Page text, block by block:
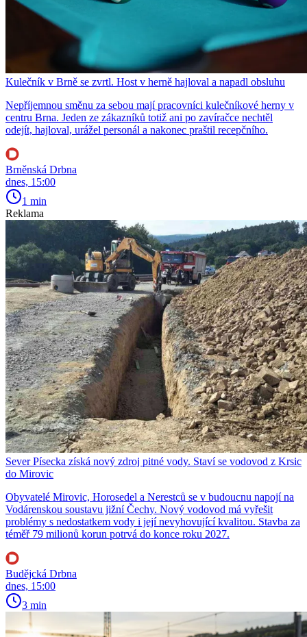
Kulečník v Brně se zvrtl. Host v herně hajloval a napadl obsluhu
Nepříjemnou směnu za sebou mají pracovníci kulečníkové herny v
centru Brna. Jeden ze zákazníků totiž ani po zavíračce nechtěl
odejít, hajloval, urážel personál a nakonec praštil recepčního.
Brněnská Drbna
dnes, 15:00
1 min
Reklama
Sever Písecka získá nový zdroj pitné vody. Staví se vodovod z Krsic
do Mirovic
Obyvatelé Mirovic, Horosedel a Nerestců se v budoucnu napojí na
Vodárenskou soustavu jižní Čechy. Nový vodovod má vyřešit
problémy s nedostatkem vody i její nevyhovující kvalitou. Stavba za
téměř 79 milionů korun potrvá do konce roku 2027.
Budějcká Drbna
dnes, 15:00
3 min